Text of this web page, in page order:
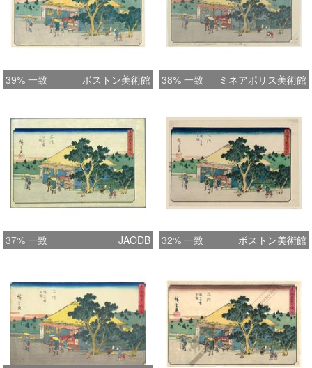
39% 一致 ボストン美術館 38% 一致 ミネアポリス美術館
37% 一致 JAODB 32% 一致 ボストン美術館